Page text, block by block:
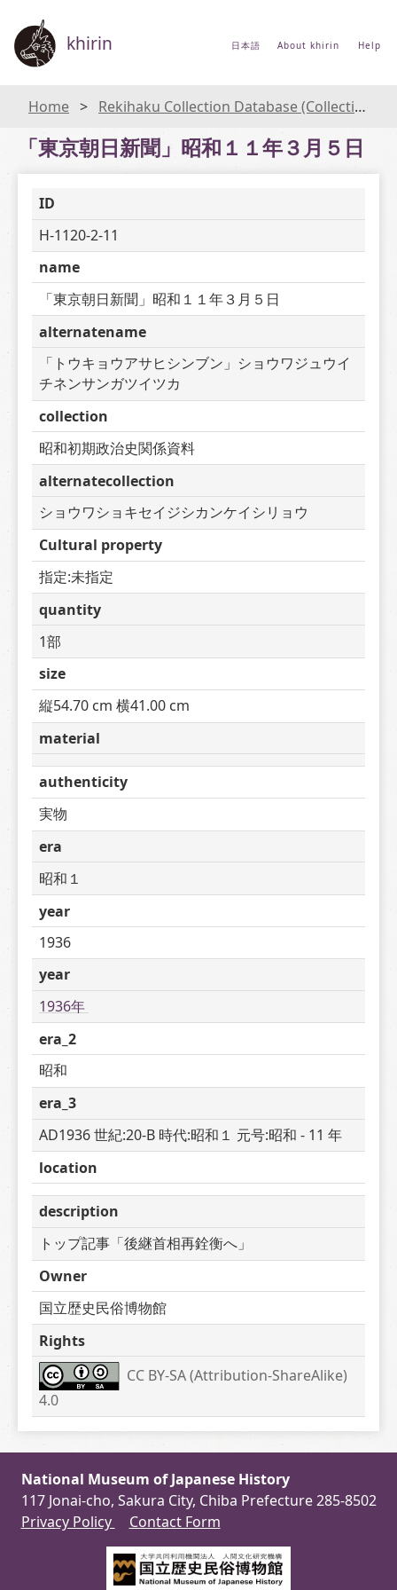
khirin 日本語 About khirin Help
Home Rekihaku Collection Database (Collections Database of the National Museum of Japanese History)
「東京朝日新聞」昭和１１年３月５日
ID
H-1120-2-11
name
「東京朝日新聞」昭和１１年３月５日
alternatename
「トウキョウアサヒシンブン」ショウワジュウイ
チネンサンガツイツカ
collection
昭和初期政治史関係資料
alternatecollection
ショウワショキセイジシカンケイシリョウ
Cultural property
指定:未指定
quantity
1部
size
縦54.70 cm 横41.00 cm
material
authenticity
実物
era
昭和１
year
1936
year
1936年
era_2
昭和
era_3
AD1936 世紀:20-B 時代:昭和１ 元号:昭和 - 11 年
location
description
トップ記事「後継首相再銓衡へ」
Owner
国立歴史民俗博物館
Rights
CC BY-SA (Attribution-ShareAlike)
4.0
National Museum of Japanese History
117 Jonai-cho, Sakura City, Chiba Prefecture 285-8502
Privacy Policy
Contact Form